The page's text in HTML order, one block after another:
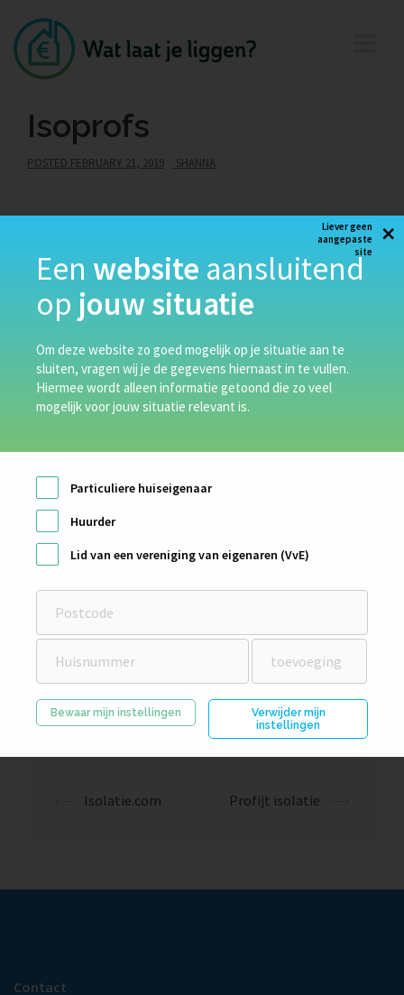
Isoprofs
POSTED FEBRUARY 21, 2019 SHANNA
Tiendschuur 14, Meijel
077 466 2830
Een onafhankelijke gecertificeerde onderneming met
comfort met minder energie.
Isolatie.com Profijt isolatie
Een website aansluitend
op jouw situatie
Om deze website zo goed mogelijk op je situatie aan te
sluiten, vragen wij je de gegevens hiernaast in te vullen.
Hiermee wordt alleen informatie getoond die zo veel
mogelijk voor jouw situatie relevant is.
Liever geen
aangepaste
site
×
Particuliere huiseigenaar
Huurder
Lid van een vereniging van eigenaren (VvE)
Bewaar mijn instellingen
Verwijder mijn
instellingen
Contact